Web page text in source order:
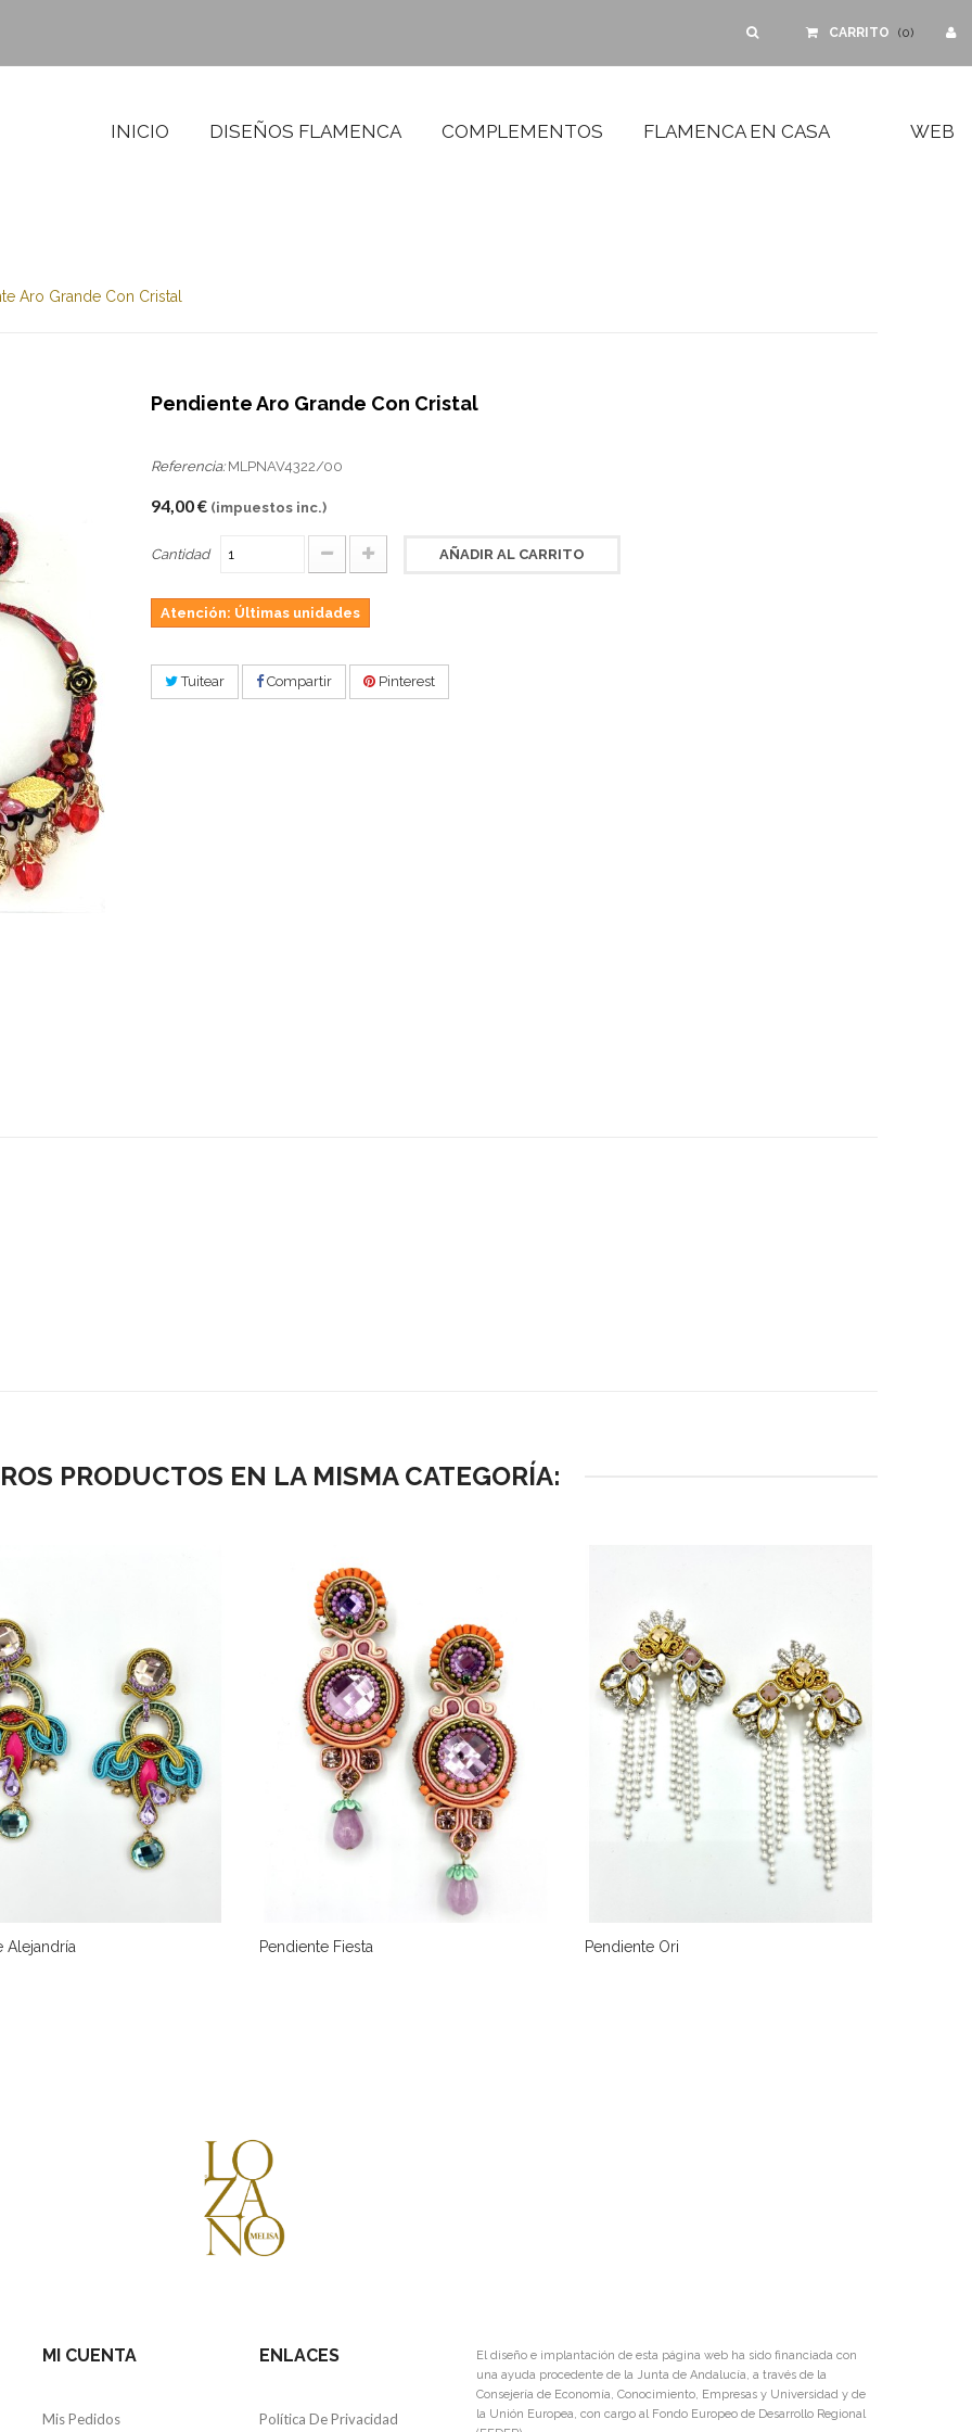
CARRITO (0)
INICIO DISEÑOS FLAMENCA COMPLEMENTOS FLAMENCA EN CASA WEB
Aro Grande Con Cristal
Pendiente Aro Grande Con Cristal
Referencia: MLPNAV4322/00
94,00 € (impuestos inc.)
Cantidad AÑADIR AL CARRITO
Atención: Últimas unidades
Tuitear Compartir Pinterest
PRODUCTOS EN LA MISMA CATEGORÍA:
Alejandría Pendiente Fiesta Pendiente Ori
MI CUENTA
Mis Pedidos
ENLACES
Política De Privacidad
El diseño e implantación de esta página web ha sido financiada con
una ayuda procedente de la Junta de Andalucía, a través de la
Consejería de Economía, Conocimiento, Empresas y Universidad y de
la Unión Europea, con cargo al Fondo Europeo de Desarrollo Regional